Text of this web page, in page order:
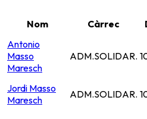
Nom Càrrec
Antonio
Masso
Maresch
ADM.SOLIDAR.
Jordi Masso
Maresch
ADM.SOLIDAR.